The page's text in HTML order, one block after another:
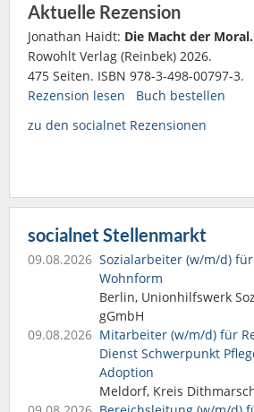
Aktuelle Rezension
Jonathan Haidt: Die Macht der Moral.
Rowohlt Verlag (Reinbek) 2026.
475 Seiten. ISBN 978-3-498-00797-3.
Rezension lesen
Buch bestellen
zu den socialnet Rezensionen
socialnet Stellenmarkt
09.08.2026 Sozialarbeiter (w/m/d)
Wohnform
Berlin, Unionhilfswerk
gGmbH
09.08.2026 Mitarbeiter (w/m/d) für
Dienst Schwerpunkt
Adoption
Meldorf, Kreis